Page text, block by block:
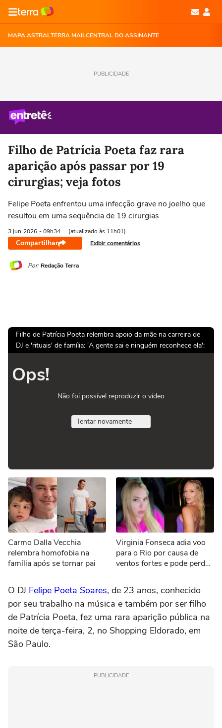
MAPA ASTRALTERRA MAILCENTRAL DO ASSINANTE
PUBLICIDADE
Filho de Patrícia Poeta faz rara
aparição após passar por 19
cirurgias; veja fotos
Felipe Poeta enfrentou uma infecção grave no joelho que
resultou em uma sequência de 19 cirurgias
3 jun 2026 - 09h34 (atualizado às 11h01)
Compartilhar Exibir comentários
Por: Redação Terra
Filho de Patrícia Poeta relembra apoio da mãe na carreira de
DJ e 'rituais' de família: 'A gente sai e ninguém reconhece ela':
Ops!
Não foi possível reproduzir o vídeo
Tentar novamente
Carmo Dalla Vecchia
relembra homofobia na
família após se tornar pai
Virginia Fonseca adia voo
para o Rio por causa de
ventos fortes e pode perder
estão seguros'
O DJ Felipe Poeta Soares, de 23 anos, conhecido
por seu trabalho na música e também por ser filho
de Patrícia Poeta, fez uma rara aparição pública na
noite de terça-feira, 2, no Shopping Eldorado, em
São Paulo.
PUBLICIDADE